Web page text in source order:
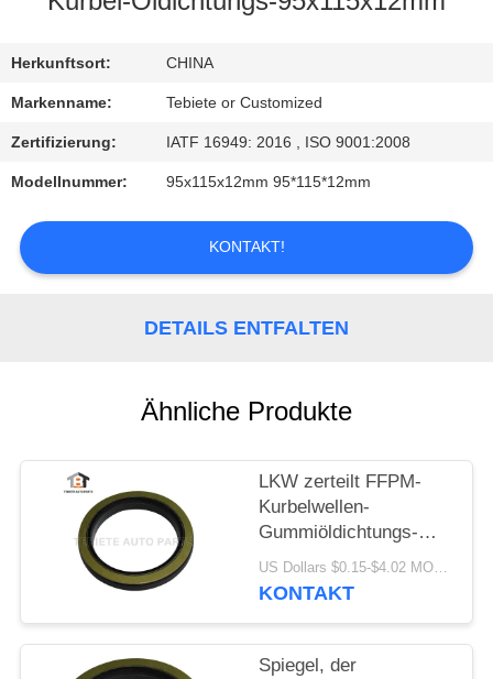
SIE
MIT
UNS
IN
VERBINDUNG
NACHRICHTEN
Herkunftsort: CHINA
Markenname: Tebiete or Customized
Zertifizierung: IATF 16949: 2016 , ISO 9001:2008
Modellnummer: 95x115x12mm 95*115*12mm
KONTAKT!
DETAILS ENTFALTEN
Ähnliche Produkte
LKW zerteilt FFPM-
Kurbelwellen-
Gummiöldichtungs-
Isolierungs-Altern-
Abnutzung beständige
US Dollars $0.15-$4.02 MOQ:10PCS
KONTAKT
Spiegel, der